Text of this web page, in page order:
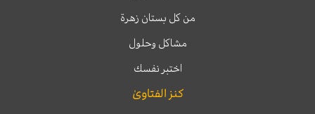
من كل بستان زهرة
مشاكل وحلول
اختبر نفسك
كنز الفتاوىٰ